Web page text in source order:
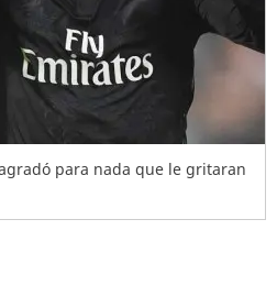
para nada que le gritaran